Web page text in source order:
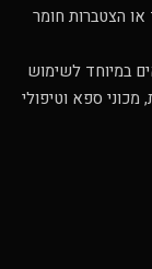
או הצטברות חומר
במיוחד לשימוש
מכוני ספא וטיפולי